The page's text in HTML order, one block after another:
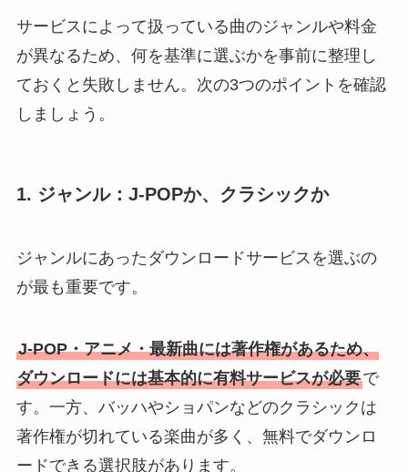
サービスによって扱っている曲のジャンルや料金
が異なるため、何を基準に選ぶかを事前に整理し
ておくと失敗しません。次の3つのポイントを確認
しましょう。
1. ジャンル：J-POPか、クラシックか
ジャンルにあったダウンロードサービスを選ぶの
が最も重要です。
J-POP・アニメ・最新曲には著作権があるため、
ダウンロードには基本的に有料サービスが必要で
す。一方、バッハやショパンなどのクラシックは
著作権が切れている楽曲が多く、無料でダウンロ
ードできる選択肢があります。